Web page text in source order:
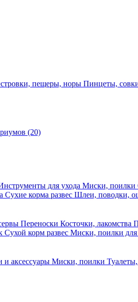
пещеры, норы Пинцеты,
(20)
для ухода Миски, поилки
Сухие корма развес Шлеи, поводки,
Переноски Косточки, лакомства
Сухой корм развес Миски, поилки для
и аксессуары Миски, поилки